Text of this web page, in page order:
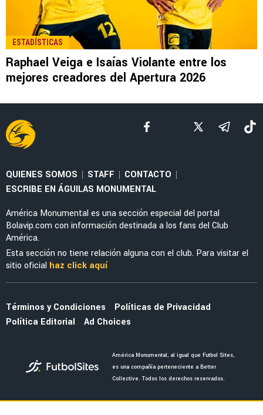
LEE TAMBIÉN
NOTICIAS
La alineación del América de Guillermo
Almada con el refuerzo Óscar Perea